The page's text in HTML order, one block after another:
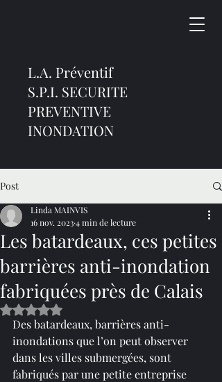
L.A. Préventif
S.P.I. SECURITE
PREVENTIVE
INONDATION
Post
Les batardeaux, ces petites
barrières anti-inondation
fabriquées près de Calais
Linda MAINVIS
16 nov. 20234 min de lecture
Noté NaN étoiles sur 5.
Des batardeaux, barrières anti-
inondations que l’on peut observer
dans les villes submergées, sont
fabriqués par une petite entreprise